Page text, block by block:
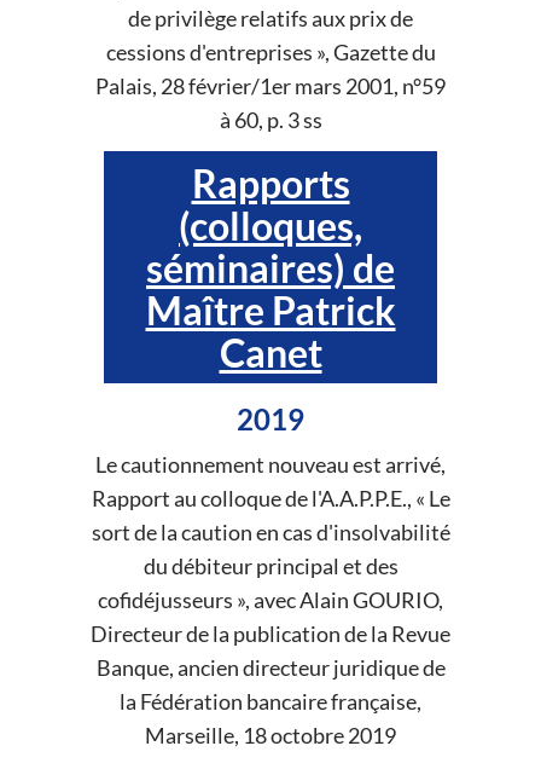
de privilège relatifs aux prix de
cessions d'entreprises », Gazette du
Palais, 28 février/1er mars 2001, n°59
à 60, p. 3 ss
Rapports
(colloques,
séminaires) de
Maître Patrick
Canet
2019
Le cautionnement nouveau est arrivé,
Rapport au colloque de l'A.A.P.P.E., « Le
sort de la caution en cas d'insolvabilité
du débiteur principal et des
cofidéjusseurs », avec Alain GOURIO,
Directeur de la publication de la Revue
Banque, ancien directeur juridique de
la Fédération bancaire française,
Marseille, 18 octobre 2019